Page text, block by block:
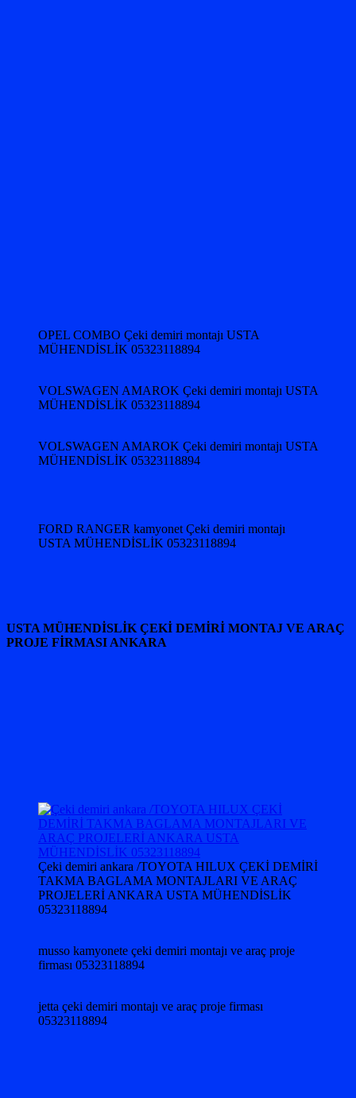
OPEL COMBO Çeki demiri montajı USTA
MÜHENDİSLİK 05323118894
VOLSWAGEN AMAROK Çeki demiri montajı USTA
MÜHENDİSLİK 05323118894
VOLSWAGEN AMAROK Çeki demiri montajı USTA
MÜHENDİSLİK 05323118894
FORD RANGER kamyonet Çeki demiri montajı
USTA MÜHENDİSLİK 05323118894
USTA MÜHENDİSLİK ÇEKİ DEMİRİ MONTAJ VE ARAÇ
PROJE FİRMASI ANKARA
Çeki demiri ankara /TOYOTA HILUX ÇEKİ DEMİRİ
TAKMA BAGLAMA MONTAJLARI VE ARAÇ
PROJELERİ ANKARA USTA MÜHENDİSLİK
05323118894
musso kamyonete çeki demiri montajı ve araç proje
firması 05323118894
jetta çeki demiri montajı ve araç proje firması
05323118894